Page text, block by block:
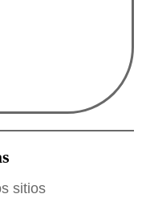
sitios